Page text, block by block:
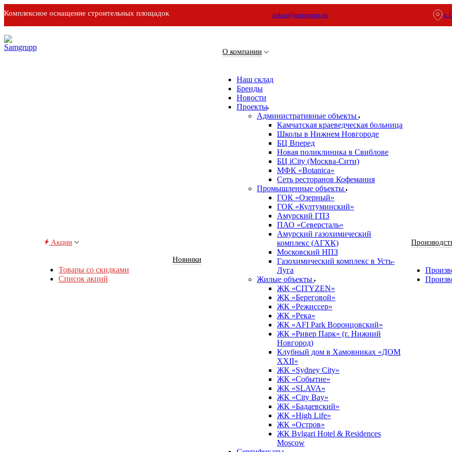
Комплексное оснащение строительных площадок zakaz@samgrupp.ru г.
Акции
Товары со скидками
Список акций
Новинки
О компании
Наш склад
Бренды
Новости
Проекты
Административные объекты
Камчатская краеведческая больница
Школы в Нижнем Новгороде
БЦ Вперед
Новая поликлиника в Свиблове
БЦ iCity (Москва-Сити)
МФК «Botanica»
Сеть ресторанов Кофемания
Промышленные объекты
ГОК «Озерный»
ГОК «Култуминский»
Амурский ГПЗ
ПАО «Северсталь»
Амурский газохимический
комплекс (АГХК)
Московский НПЗ
Газохимический комплекс в Усть-
Луга
Жилые объекты
ЖК «CITYZEN»
ЖК «Береговой»
ЖК «Режиссер»
ЖК «Река»
ЖК «AFI Park Воронцовский»
ЖК «Ривер Парк» (г. Нижний
Новгород)
Клубный дом в Хамовниках «ДОМ
XXII»
ЖК «Sydney City»
ЖК «Событие»
ЖК «SLAVA»
ЖК «City Bay»
ЖК «Бадаевский»
ЖК «High Life»
ЖК «Остров»
ЖК Bvlgari Hotel & Residences
Moscow